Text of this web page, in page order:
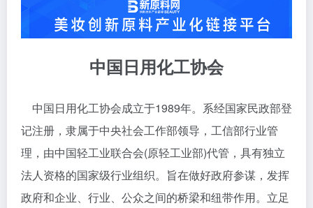
中国日用化工协会
中国日用化工协会成立于1989年。系经国家民政部登
记注册，隶属于中央社会工作部领导，工信部行业管
理，由中国轻工业联合会(原轻工业部)代管，具有独立
法人资格的国家级行业组织。旨在做好政府参谋，发挥
政府和企业、行业、公众之间的桥梁和纽带作用。立足